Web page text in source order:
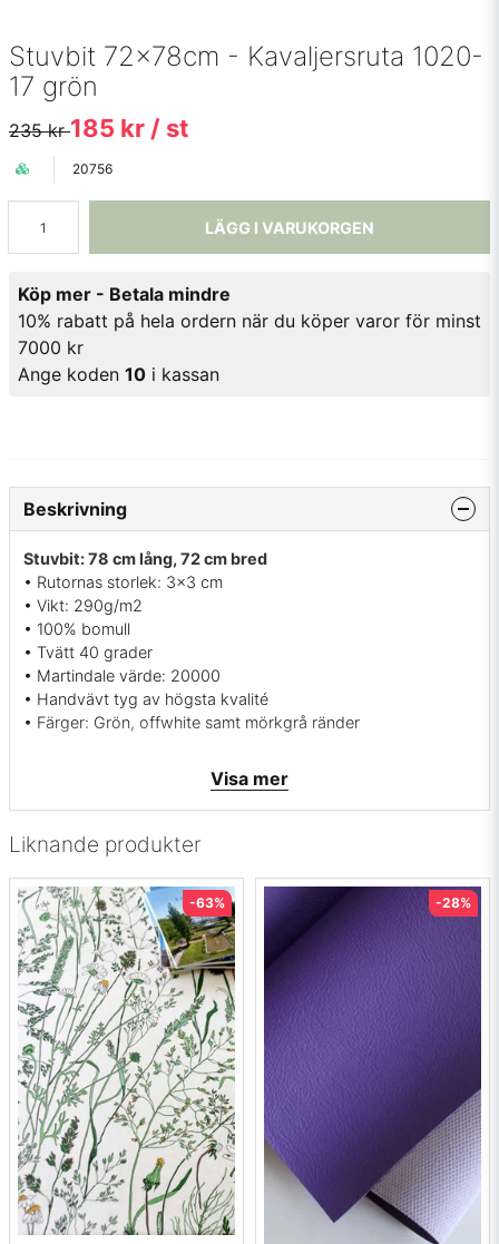
Stuvbit 72x78cm - Kavaljersruta 1020-
17 grön
235 kr185 kr / st
20756
LÄGG I VARUKORGEN
Köp mer - Betala mindre
10% rabatt på hela ordern när du köper varor för minst
7000 kr
Ange koden 10 i kassan
Liknande produkter
-63% -28%
Beskrivning
Stuvbit: 78 cm lång, 72 cm bred
• Rutornas storlek: 3x3 cm
• Vikt: 290g/m2
• 100% bomull
• Tvätt 40 grader
• Martindale värde: 20000
• Handvävt tyg av högsta kvalité
• Färger: Grön, offwhite samt mörkgrå ränder
Visa mer